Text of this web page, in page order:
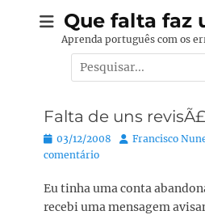
Que falta faz
Aprenda português com os
Pesquisar
por:
Falta de uns
Posted
on
03/12/2008 Autor:
Francisco
comentário
Eu tinha uma conta
recebi uma mensagem